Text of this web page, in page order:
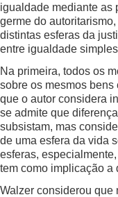
igualdade mediante as
germe do
distintas esferas da
entre igualdade
Na primeira, todos os
sobre os mesmos
que o autor considera
se admite que
subsistam, mas
de uma esfera da vida
esferas,
tem como implicação a
Walzer considerou que